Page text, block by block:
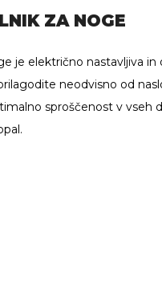
ZA NOGE
je električno nastavljiva in
neodvisno od
sproščenost v vseh